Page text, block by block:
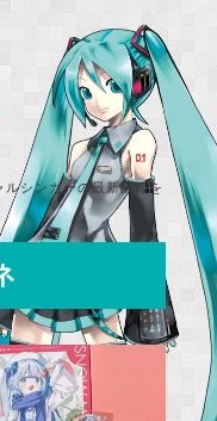
シンガーの最新情報を